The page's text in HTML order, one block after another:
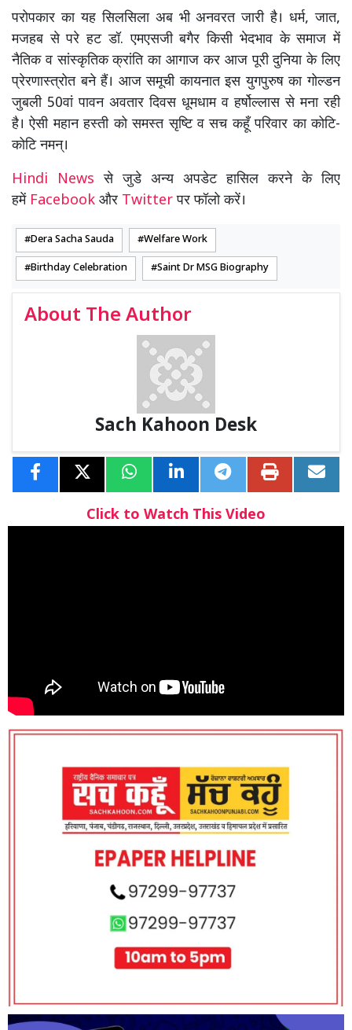
परोपकार का यह सिलसिला अब भी अनवरत जारी है। धर्म, जात,
मजहब से परे हट डॉ. एमएसजी बगैर किसी भेदभाव के समाज में
नैतिक व सांस्कृतिक क्रांति का आगाज कर आज पूरी दुनिया के लिए
प्रेरणास्त्रोत बने हैं। आज समूची कायनात इस युगपुरुष का गोल्डन
जुबली 50वां पावन अवतार दिवस धूमधाम व हर्षोल्लास से मना रही
है। ऐसी महान हस्ती को समस्त सृष्टि व सच कहूँ परिवार का कोटि-
कोटि नमन्।
Hindi Newsसे जुडे अन्य अपडेट हासिल करने के लिए
हमें Facebook और Twitterपर फॉलो करें।
Dera Sacha Sauda Welfare Work
Birthday Celebration Saint Dr MSG Biography
About The Author
Sach Kahoon Desk
Click to Watch This Video